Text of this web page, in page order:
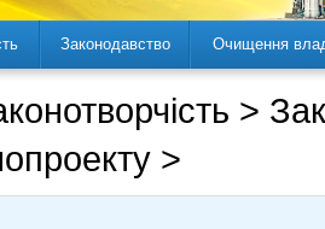
Законодавство Очищення
>
>